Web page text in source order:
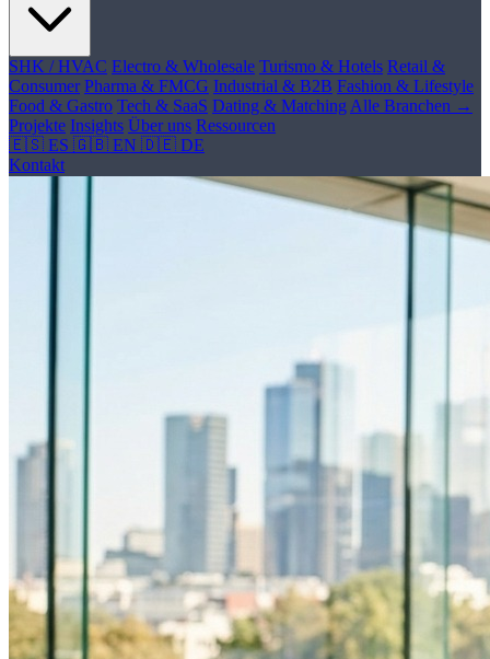
SHK / HVAC Electro & Wholesale Turismo & Hotels Retail &
Consumer Pharma & FMCG Industrial & B2B Fashion & Lifestyle
Food & Gastro Tech & SaaS Dating & Matching Alle Branchen →
Projekte Insights Über uns Ressourcen
🇪🇸 ES 🇬🇧 EN 🇩🇪 DE
Kontakt